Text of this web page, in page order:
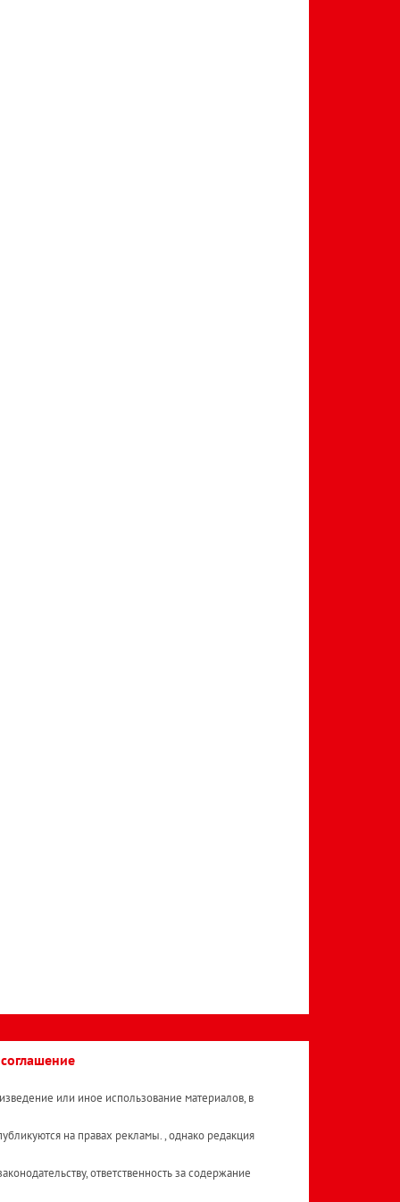
или иное использование материалов, в
на правах рекламы. , однако редакция
ответственность за содержание